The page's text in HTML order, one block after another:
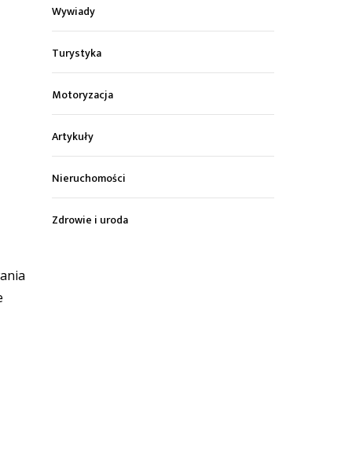
Wywiady
Turystyka
Motoryzacja
Artykuły
Nieruchomości
Zdrowie i uroda